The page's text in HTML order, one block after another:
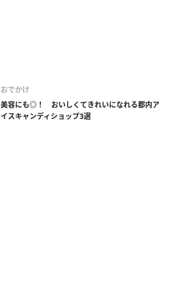
おでかけ
美容にも◎！ おいしくてきれいになれる都内ア
イスキャンディショップ3選